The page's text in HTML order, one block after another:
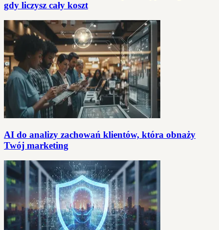
gdy liczysz cały koszt
AI do analizy zachowań klientów, która obnaży
Twój marketing